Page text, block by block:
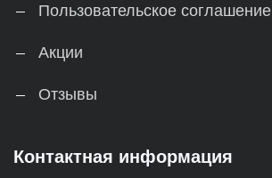
Пользовательское соглашение
Акции
Отзывы
Контактная информация